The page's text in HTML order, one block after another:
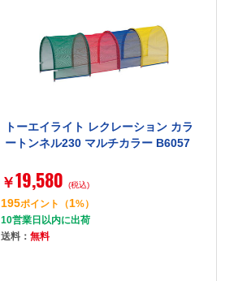
トーエイライト レクレーション カラ
ートンネル230 マルチカラー B6057
￥19,580 (税込)
195ポイント （1%）
10営業日以内に出荷
送料： 無料